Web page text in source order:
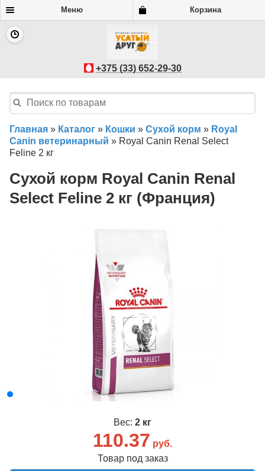
Меню Корзина
+375 (33) 652-29-30
Главная » Каталог » Кошки » Сухой корм » Royal
Canin ветеринарный » Royal Canin Renal Select
Feline 2 кг
Сухой корм Royal Canin Renal
Select Feline 2 кг (Франция)
Вес: 2 кг
110.37 руб.
Товар под заказ